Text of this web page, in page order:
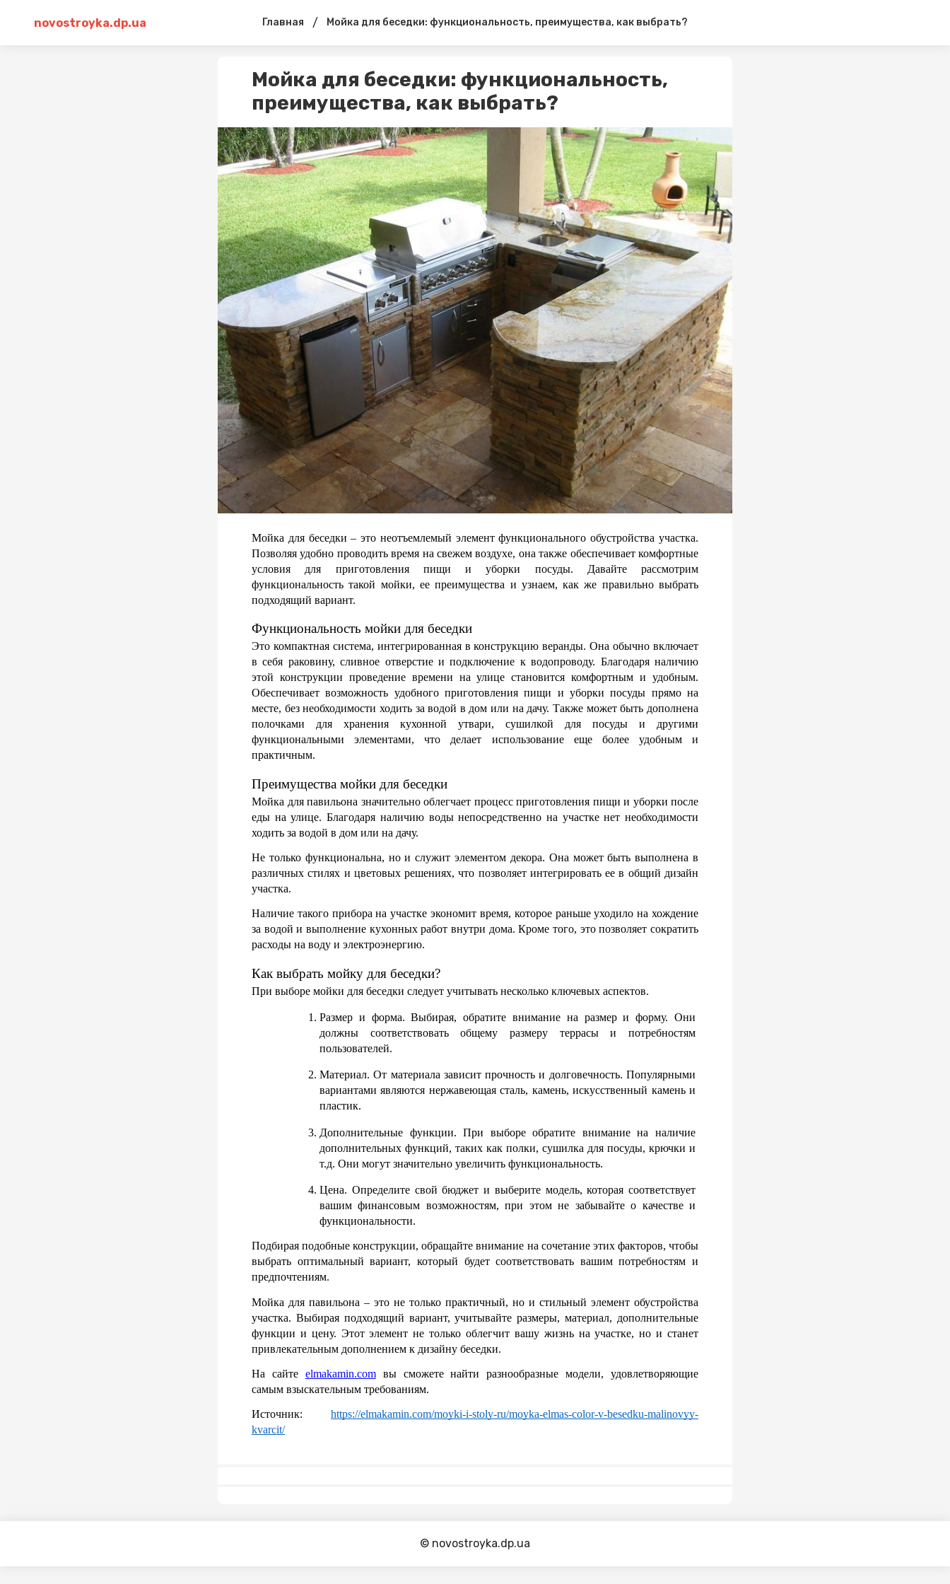
novostroyka.dp.ua Главная / Мойка для беседки: функциональность, преимущества, как выбрать?
Мойка для беседки: функциональность,
преимущества, как выбрать?
Мойка для беседки – это неотъемлемый элемент функционального обустройства участка.
Позволяя удобно проводить время на свежем воздухе, она также обеспечивает комфортные
условия для приготовления пищи и уборки посуды. Давайте рассмотрим
функциональность такой мойки, ее преимущества и узнаем, как же правильно выбрать
подходящий вариант.
Функциональность мойки для беседки
Это компактная система, интегрированная в конструкцию веранды. Она обычно включает
в себя раковину, сливное отверстие и подключение к водопроводу. Благодаря наличию
этой конструкции проведение времени на улице становится комфортным и удобным.
Обеспечивает возможность удобного приготовления пищи и уборки посуды прямо на
месте, без необходимости ходить за водой в дом или на дачу. Также может быть дополнена
полочками для хранения кухонной утвари, сушилкой для посуды и другими
функциональными элементами, что делает использование еще более удобным и
практичным.
Преимущества мойки для беседки
Мойка для павильона значительно облегчает процесс приготовления пищи и уборки после
еды на улице. Благодаря наличию воды непосредственно на участке нет необходимости
ходить за водой в дом или на дачу.
Не только функциональна, но и служит элементом декора. Она может быть выполнена в
различных стилях и цветовых решениях, что позволяет интегрировать ее в общий дизайн
участка.
Наличие такого прибора на участке экономит время, которое раньше уходило на хождение
за водой и выполнение кухонных работ внутри дома. Кроме того, это позволяет сократить
расходы на воду и электроэнергию.
Как выбрать мойку для беседки?
При выборе мойки для беседки следует учитывать несколько ключевых аспектов.
Размер и форма. Выбирая, обратите внимание на размер и форму. Они
должны соответствовать общему размеру террасы и потребностям
пользователей.
Материал. От материала зависит прочность и долговечность. Популярными
вариантами являются нержавеющая сталь, камень, искусственный камень и
пластик.
Дополнительные функции. При выборе обратите внимание на наличие
дополнительных функций, таких как полки, сушилка для посуды, крючки и
т.д. Они могут значительно увеличить функциональность.
Цена. Определите свой бюджет и выберите модель, которая соответствует
вашим финансовым возможностям, при этом не забывайте о качестве и
функциональности.
Подбирая подобные конструкции, обращайте внимание на сочетание этих факторов, чтобы
выбрать оптимальный вариант, который будет соответствовать вашим потребностям и
предпочтениям.
Мойка для павильона – это не только практичный, но и стильный элемент обустройства
участка. Выбирая подходящий вариант, учитывайте размеры, материал, дополнительные
функции и цену. Этот элемент не только облегчит вашу жизнь на участке, но и станет
привлекательным дополнением к дизайну беседки.
На сайте elmakamin.com вы сможете найти разнообразные модели, удовлетворяющие
самым взыскательным требованиям.
Источник: https://elmakamin.com/moyki-i-stoly-ru/moyka-elmas-color-v-besedku-malinovyy-
kvarcit/
© novostroyka.dp.ua